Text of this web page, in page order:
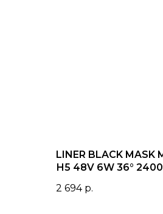
LINER BLACK MASK
Н5 48V 6W 36°
115х25х25mm
2 694 р.